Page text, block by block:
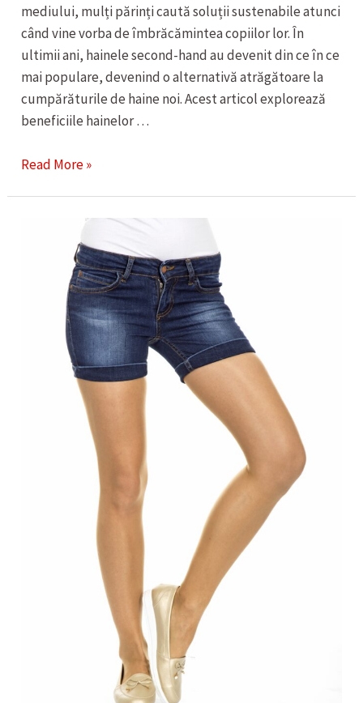
mediului, mulți părinți caută soluții sustenabile atunci
când vine vorba de îmbrăcămintea copiilor lor. În
ultimii ani, hainele second-hand au devenit din ce în ce
mai populare, devenind o alternativă atrăgătoare la
cumpărăturile de haine noi. Acest articol explorează
beneficiile hainelor …
IMBRACAMINTEA
Read More »